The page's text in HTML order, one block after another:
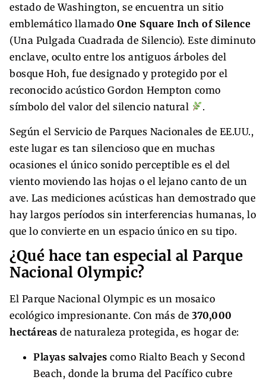
estado de Washington, se encuentra un sitio
emblemático llamado One Square Inch of Silence
(Una Pulgada Cuadrada de Silencio). Este diminuto
enclave, oculto entre los antiguos árboles del
bosque Hoh, fue designado y protegido por el
reconocido acústico Gordon Hempton como
símbolo del valor del silencio natural
.
Según el Servicio de Parques Nacionales de EE.UU.,
este lugar es tan silencioso que en muchas
ocasiones el único sonido perceptible es el del
viento moviendo las hojas o el lejano canto de un
ave. Las mediciones acústicas han demostrado que
hay largos períodos sin interferencias humanas, lo
que lo convierte en un espacio único en su tipo.
¿Qué hace tan especial al Parque
Nacional Olympic?
El Parque Nacional Olympic es un mosaico
ecológico impresionante. Con más de 370,000
hectáreas de naturaleza protegida, es hogar de:
Playas salvajes como Rialto Beach y Second
Beach, donde la bruma del Pacífico cubre